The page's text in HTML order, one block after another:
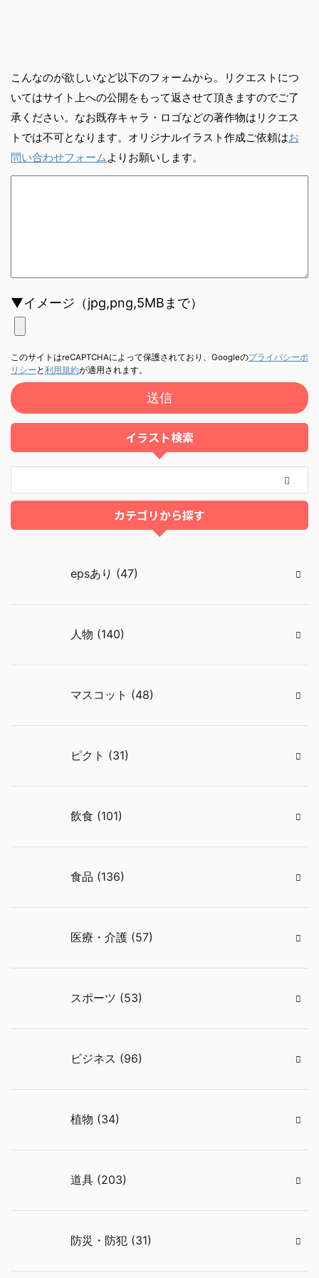
こんなのが欲しいなど以下のフォームから。リクエストにつ
いてはサイト上への公開をもって返させて頂きますのでご了
承ください。なお既存キャラ・ロゴなどの著作物はリクエス
トでは不可となります。オリジナルイラスト作成ご依頼はお
問い合わせフォーム よりお願いします。
▼イメージ（jpg,png,5MBまで）
このサイトはreCAPTCHAによって保護されており、Googleのプライバシーポ
リシー と利用規約が適用されます。
イラスト検索
カテゴリから探す
epsあり (47)
人物 (140)
マスコット (48)
ピクト (31)
飲食 (101)
食品 (136)
医療・介護 (57)
スポーツ (53)
ビジネス (96)
植物 (34)
道具 (203)
防災・防犯 (31)